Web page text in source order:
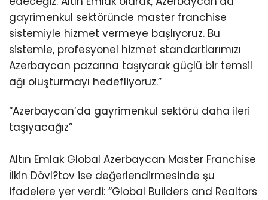
gayrimenkul sektöründe master franchise
sistemiyle hizmet vermeye başlıyoruz. Bu
sistemle, profesyonel hizmet standartlarımızı
Azerbaycan pazarına taşıyarak güçlü bir temsil
ağı oluşturmayı hedefliyoruz.”
“Azerbaycan’da gayrimenkul sektörü daha ileri
taşıyacağız”
Altın Emlak Global Azerbaycan Master Franchise
İlkin Dövl?tov ise değerlendirmesinde şu
ifadelere yer verdi: “Global Builders and Realtors